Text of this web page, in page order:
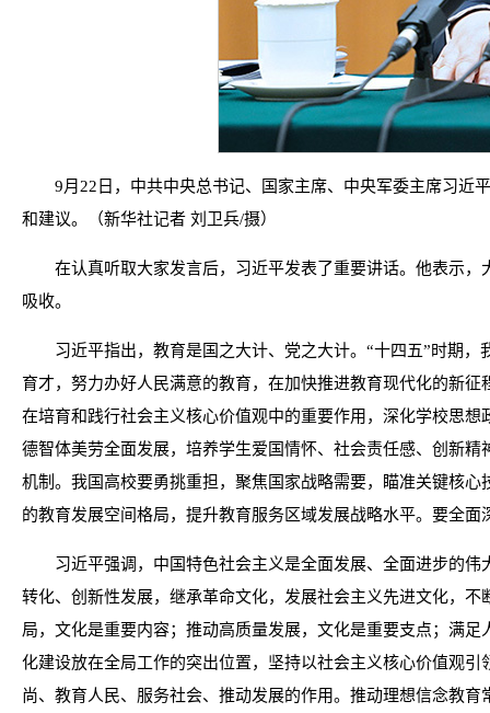
9月22日，中共中央总书记、国家主席、中央军委主席习近
和建议。（新华社记者 刘卫兵/摄）
在认真听取大家发言后，习近平发表了重要讲话。他表示
吸收。
习近平指出，教育是国之大计、党之大计。“十四五”时期
育才，努力办好人民满意的教育，在加快推进教育现代化的新
在培育和践行社会主义核心价值观中的重要作用，深化学校思
德智体美劳全面发展，培养学生爱国情怀、社会责任感、创新
机制。我国高校要勇挑重担，聚焦国家战略需要，瞄准关键核
的教育发展空间格局，提升教育服务区域发展战略水平。要全
习近平强调，中国特色社会主义是全面发展、全面进步的
转化、创新性发展，继承革命文化，发展社会主义先进文化，
局，文化是重要内容；推动高质量发展，文化是重要支点；满
化建设放在全局工作的突出位置，坚持以社会主义核心价值观
尚、教育人民、服务社会、推动发展的作用。推动理想信念教